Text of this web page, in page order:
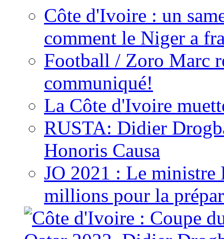
Côte d'Ivoire : un
comment le Niger a
Football / Zoro Marc
communiqué!
La Côte d'Ivoire
RUSTA: Didier
Honoris Causa
JO 2021 : Le ministre
millions pour la